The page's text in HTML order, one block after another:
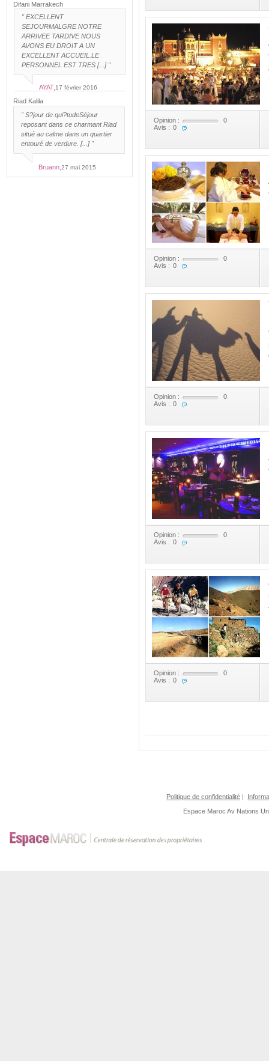
Opinion :
0
Avis : 0
Opinion :
0
Avis : 0
Opinion :
0
Avis : 0
Opinion :
0
Avis : 0
Opinion :
0
Avis : 0
Difani Marrakech
"EXCELLENT
SEJOURMALGRE NOTRE
ARRIVEE TARDIVE NOUS
AVONS EU DROIT A UN
EXCELLENT ACCUEIL.LE
PERSONNEL EST TRES [...] "
AYAT, 17 février 2016
Riad Kalila
"S?jour de qui?tudeSéjour
reposant dans ce charmant Riad
situé au calme dans un quartier
entouré de verdure. [...] "
Bruann, 27 mai 2015
Politique de confidentialité |
Espace Maroc Av Nations